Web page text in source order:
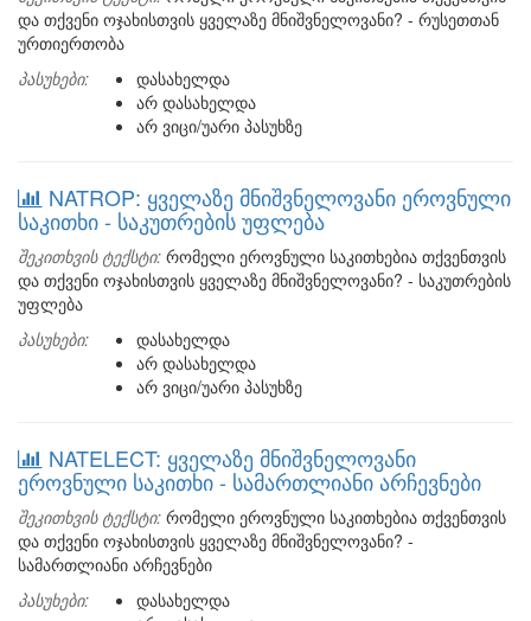
და თქვენი ოჯახისთვის ყველაზე მნიშვნელოვანი? - რუსეთთან
ურთიერთობა
პასუხები:
დასახელდა
არ დასახელდა
არ ვიცი/უარი პასუხზე
NATROP: ყველაზე მნიშვნელოვანი ეროვნული
საკითხი - საკუთრების უფლება
შეკითხვის ტექსტი: რომელი ეროვნული საკითხებია თქვენთვის
და თქვენი ოჯახისთვის ყველაზე მნიშვნელოვანი? - საკუთრების
უფლება
პასუხები:
დასახელდა
არ დასახელდა
არ ვიცი/უარი პასუხზე
NATELECT: ყველაზე მნიშვნელოვანი
ეროვნული საკითხი - სამართლიანი არჩევნები
შეკითხვის ტექსტი: რომელი ეროვნული საკითხებია თქვენთვის
და თქვენი ოჯახისთვის ყველაზე მნიშვნელოვანი? -
სამართლიანი არჩევნები
პასუხები:
დასახელდა